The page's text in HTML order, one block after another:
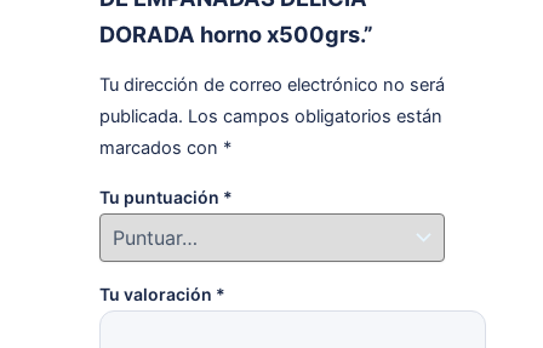
DORADA horno x500grs.”
Tu dirección de correo electrónico no será
publicada. Los campos obligatorios están
marcados con *
Tu puntuación *
Tu valoración *